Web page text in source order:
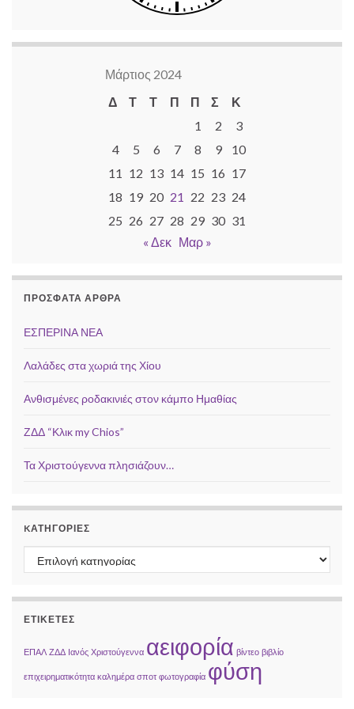
Μάρτιος 2024
Δ
Τ Τ Π Π Σ
Κ
1
2
3
4
5 6 7 8 9
10
11 12 13 14 15 16 17
18 19 20 21 22 23 24
25 26 27 28 29 30 31
« Δεκ Μαρ »
ΠΡΌΣΦΑΤΑ ΆΡΘΡΑ
ΕΣΠΕΡΙΝΑ ΝΕΑ
Λαλάδες στα χωριά της Χίου
Ανθισμένες ροδακινιές στον κάμπο Ημαθίας
ΖΔΔ “Κλικ my Chios”
Τα Χριστούγεννα πλησιάζουν…
KΑΤΗΓΟΡΊΕΣ
Kατηγορίες
ΕΤΙΚΈΤΕΣ
ΕΠΑΛ ΖΔΔ Ιανός Χριστούγεννα αειφορία βίντεο βιβλίο
επιχειρηματικότητα καλημέρα σποτ φωτογραφία φύση